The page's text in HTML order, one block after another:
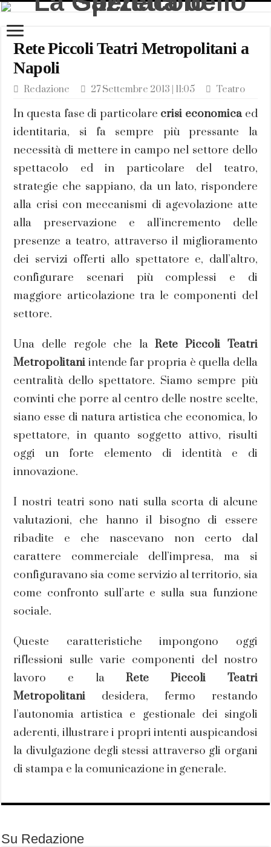
Rete Piccoli Teatri Metropolitani a
Napoli
Redazione 27 Settembre 2013 | 11:05 Teatro
In questa fase di particolare crisi economicaed
identitaria, si fa sempre più pressante la
necessità di mettere in campo nel settore dello
spettacolo ed in particolare del teatro,
strategie che sappiano, da un lato, rispondere
alla crisi con meccanismi di agevolazione atte
alla preservazione e all’incremento delle
presenze a teatro, attraverso il miglioramento
dei servizi offerti allo spettatore e, dall’altro,
configurare scenari più complessi e di
maggiore articolazione tra le componenti del
settore.
Una delle regole che laRete Piccoli Teatri
Metropolitani intende far propria è quella della
centralità dello spettatore. Siamo sempre più
convinti che porre al centro delle nostre scelte,
siano esse di natura artistica che economica, lo
spettatore, in quanto soggetto attivo, risulti
oggi un forte elemento di identità e di
innovazione.
I nostri teatri sono nati sulla scorta di alcune
valutazioni, che hanno il bisogno di essere
ribadite e che nascevano non certo dal
carattere commerciale dell’impresa, ma si
configuravano sia come servizio al territorio, sia
come confronto sull’arte e sulla sua funzione
sociale.
Queste caratteristiche impongono oggi
riflessioni sulle varie componenti del nostro
lavoro e laRete Piccoli Teatri
Metropolitani desidera, fermo restando
l’autonomia artistica e gestionale dei singoli
aderenti, illustrare i propri intenti auspicandosi
la divulgazione degli stessi attraverso gli organi
di stampa e la comunicazione in generale.
Su Redazione